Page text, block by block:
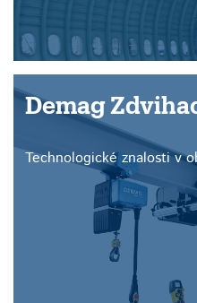
Demag
Technologické znalosti v